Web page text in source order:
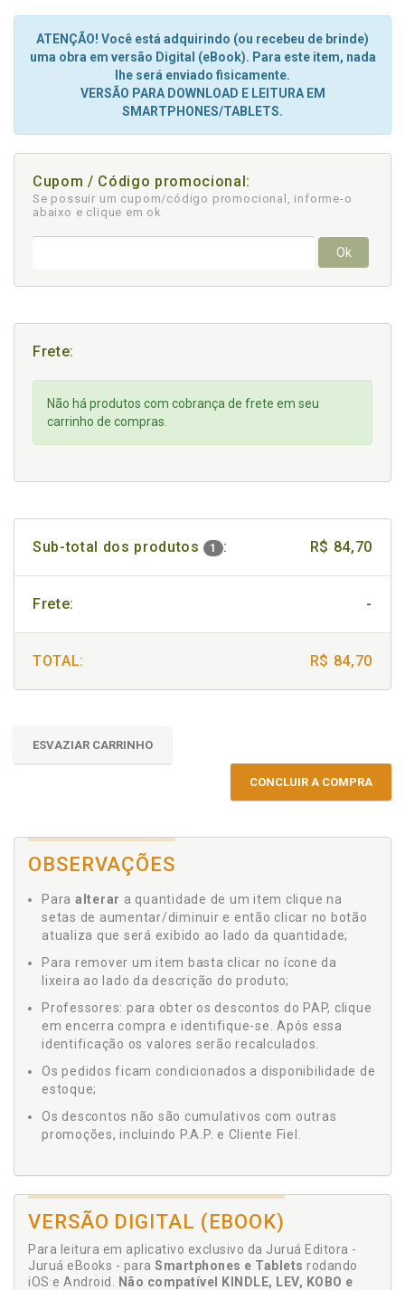
ATENÇÃO! Você está adquirindo (ou recebeu de brinde)
uma obra em versão Digital (eBook). Para este item, nada
lhe será enviado fisicamente.
VERSÃO PARA DOWNLOAD E LEITURA EM
SMARTPHONES/TABLETS.
Cupom / Código promocional:
Se possuir um cupom/código promocional, informe-o
abaixo e clique em ok
Ok
Frete:
Não há produtos com cobrança de frete em seu
carrinho de compras.
Sub-total dos produtos 1 : R$ 84,70
Frete: -
TOTAL: R$ 84,70
ESVAZIAR CARRINHO
CONCLUIR A COMPRA
OBSERVAÇÕES
Para alterar a quantidade de um item clique na
setas de aumentar/diminuir e então clicar no botão
atualiza que será exibido ao lado da quantidade;
Para remover um item basta clicar no ícone da
lixeira ao lado da descrição do produto;
Professores: para obter os descontos do PAP, clique
em encerra compra e identifique-se. Após essa
identificação os valores serão recalculados.
Os pedidos ficam condicionados a disponibilidade de
estoque;
Os descontos não são cumulativos com outras
promoções, incluindo P.A.P. e Cliente Fiel.
VERSÃO DIGITAL (EBOOK)
Para leitura em aplicativo exclusivo da Juruá Editora -
Juruá eBooks - para Smartphones e Tablets rodando
iOS e Android.
Não compatível KINDLE, LEV, KOBO e